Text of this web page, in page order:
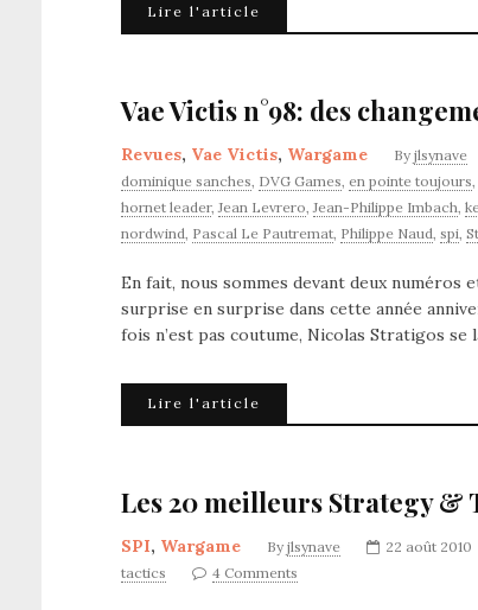
Lire l'article
Vae Victis n°98: des
Revues, Vae Victis, Wargame By jlsynave
dominique sanches, DVG Games, en pointe toujours,
hornet leader,Jean Levrero,Jean-Philippe Imbach,
nordwind, Pascal Le Pautremat, Philippe Naud, spi,
En fait, nous sommes devant deux numéros
surprise en surprise dans cette année
fois n’est pas coutume, Nicolas Stratigos se
Lire l'article
Les 20 meilleurs Strategy &
SPI, Wargame By jlsynave 22 août 2010
tactics
4 Comments